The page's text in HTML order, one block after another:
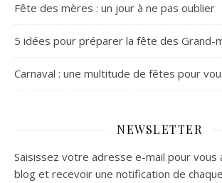
Fête des mères : un jour à ne pas oublier
5 idées pour préparer la fête des Grand-
Carnaval : une multitude de fêtes pour
NEWSLETTER
Saisissez votre adresse e-mail pour vous
blog et recevoir une notification de